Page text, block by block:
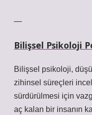
—
Bilişsel Psikoloji
Bilişsel psikoloji,
zihinsel süreçleri
sürdürülmesi için
aç kalan bir insanın